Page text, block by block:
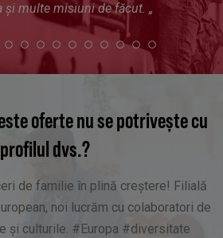
și multe misiuni de făcut. „
oferte nu se potrivește cu
profilul dvs.?
de familie în plină creștere! Filială
noi lucrăm cu colaboratori de
și culturile. #Europa #diversitate